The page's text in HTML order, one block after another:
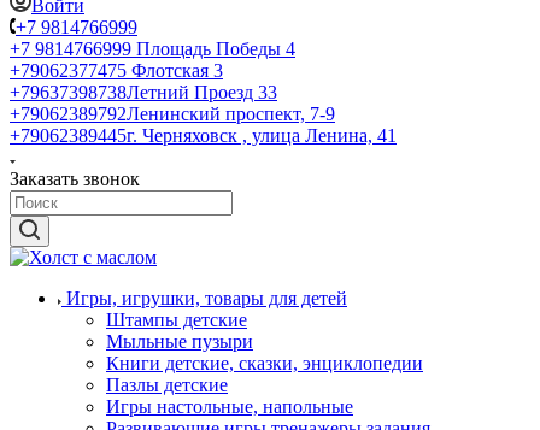
Войти
+7 9814766999
+7 9814766999 Площадь Победы 4
+79062377475 Флотская 3
+79637398738Летний Проезд 33
+79062389792Ленинский проспект, 7-9
+79062389445г. Черняховск , улица Ленина, 41
Заказать звонок
Игры, игрушки, товары для детей
Штампы детские
Мыльные пузыри
Книги детские, сказки, энциклопедии
Пазлы детские
Игры настольные, напольные